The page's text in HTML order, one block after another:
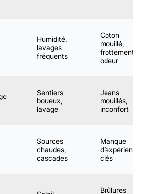
Humidité,
lavages
fréquents
Coton
mouillé,
frottements,
odeur
Sentiers
boueux,
lavage
Jeans
mouillés,
inconfort
Sources
chaudes,
cascades
Manque
clés
Brûlures